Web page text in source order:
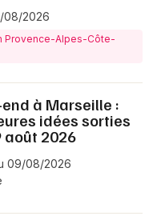
08/2026
Provence-Alpes-Côte-
à Marseille :
idées sorties
août 2026
09/08/2026